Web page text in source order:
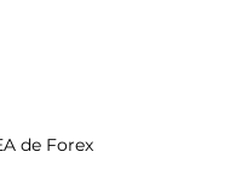
de Forex